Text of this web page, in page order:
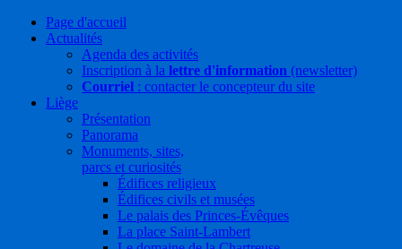
Page d'accueil
Actualités
Agenda des activités
Inscription à la lettre d'information (newsletter)
Courriel : contacter le concepteur du site
Liège
Présentation
Panorama
Monuments, sites,
parcs et curiosités
Édifices religieux
Édifices civils et musées
Le palais des Princes-Évêques
La place Saint-Lambert